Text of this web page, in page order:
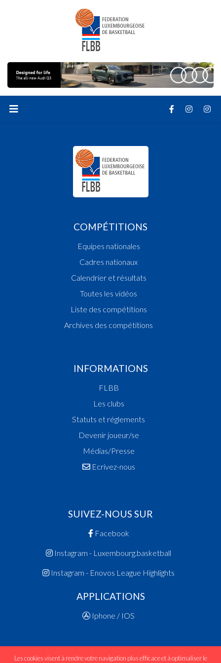
COMPÉTITIONS
Equipes nationales
Cadres nationaux
Calendrier et résultats
Toutes les vidéos
Liste des compétitions
Archives des compétitions
INFORMATIONS
FLBB
Les clubs
Statuts et réglements
Devenir joueur/se
Médias/Presse
Ecrivez-nous
SUIVEZ-NOUS SUR
Facebook
Instagram - Luxembourg.basketball
Instagram - Enovos League Highlights
APPLICATIONS
Iphone / IOS
Les cookies visent à rendre votre navigation plus efficace et à optimaliser le